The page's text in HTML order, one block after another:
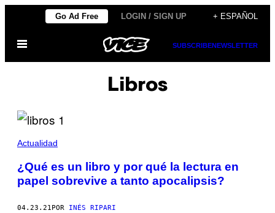
contenido
Go Ad Free LOGIN / SIGN UP + ESPAÑOL
Abrir
SUBSCRIBENEWSLETTER
Libros
Actualidad
¿Qué es un libro y por qué la lectura en
papel sobrevive a tanto apocalipsis?
04.23.21 POR INÉS RIPARI